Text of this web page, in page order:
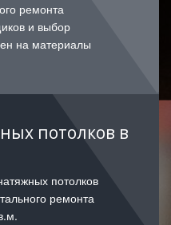
ремонта
и выбор
на материалы
потолков в
потолков
ремонта